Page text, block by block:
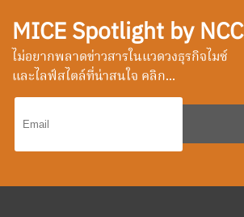
MICE Spotlight by NCC
ไม่อยากพลาดข่าวสารในแวดวงธุรกิจไมซ์
และไลฟ์สไตล์ที่น่าสนใจ คลิก...